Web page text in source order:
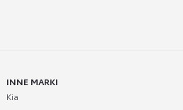
INNE MARKI
Kia